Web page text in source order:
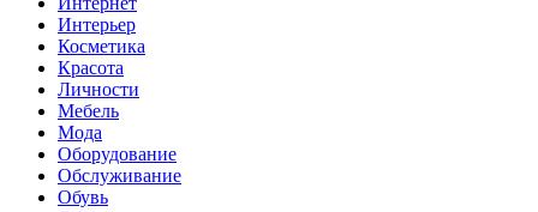
Интерьер
Косметика
Красота
Личности
Мебель
Мода
Оборудование
Обслуживание
Обувь